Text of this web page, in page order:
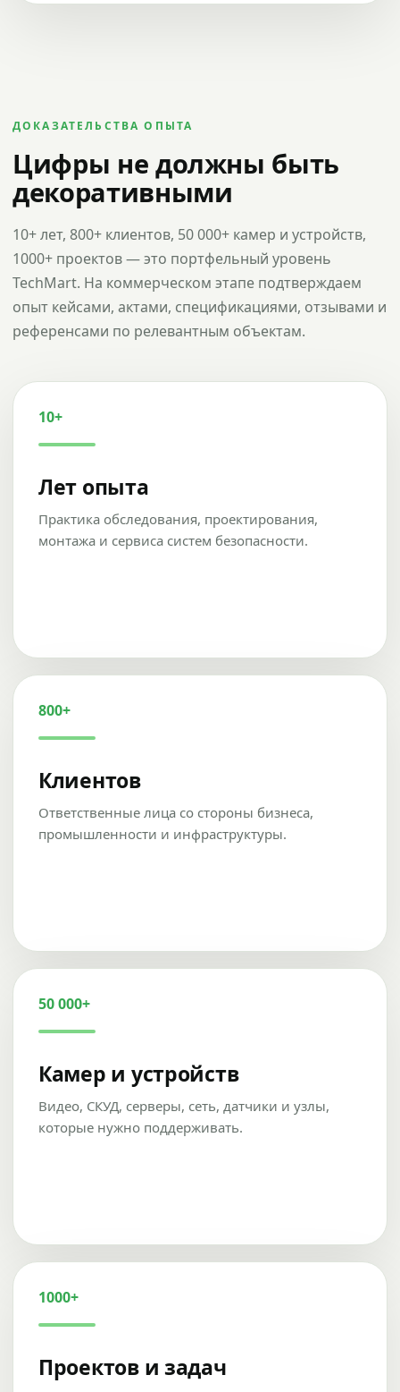
ДОКАЗАТЕЛЬСТВА ОПЫТА
Цифры не должны быть
декоративными
10+ лет, 800+ клиентов, 50 000+ камер и устройств,
1000+ проектов — это портфельный уровень
TechMart. На коммерческом этапе подтверждаем
опыт кейсами, актами, спецификациями, отзывами и
референсами по релевантным объектам.
10+
Лет опыта
Практика обследования, проектирования,
монтажа и сервиса систем безопасности.
800+
Клиентов
Ответственные лица со стороны бизнеса,
промышленности и инфраструктуры.
50 000+
Камер и устройств
Видео, СКУД, серверы, сеть, датчики и узлы,
которые нужно поддерживать.
1000+
Проектов и задач